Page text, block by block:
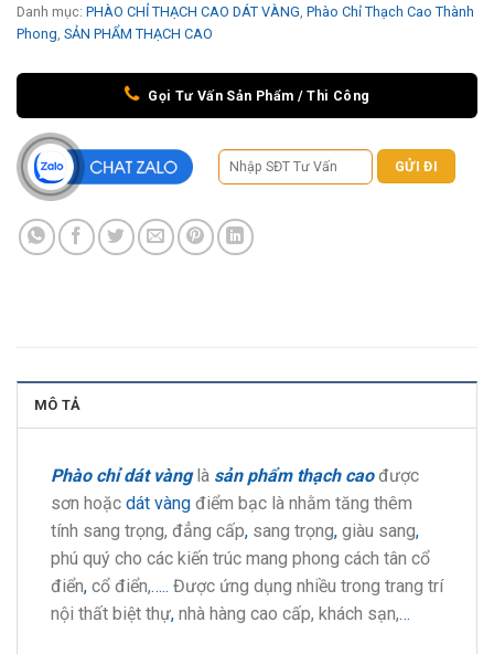
Danh mục: PHÀO CHỈ THẠCH CAO DÁT VÀNG, Phào Chỉ Thạch Cao Thành
Phong, SẢN PHẨM THẠCH CAO
Gọi Tư Vấn Sản Phẩm / Thi Công
MÔ TẢ
Phào chỉ dát vànglà sản phẩm thạch caođược
sơn hoặc dát vàng điểm bạc là nhằm tăng thêm
tính sang trọng, đẳng cấp, sang trọng, giàu sang,
phú quý cho các kiến trúc mang phong cách tân cổ
điển, cổ điển,….. Được ứng dụng nhiều trong trang trí
nội thất biệt thự, nhà hàng cao cấp, khách sạn,…